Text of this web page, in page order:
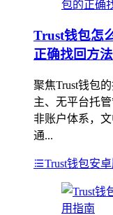
Trust钱包怎
正确找回方法
聚焦Trust钱包
主、无平台托
非账户体系，
通...
Trust钱包安